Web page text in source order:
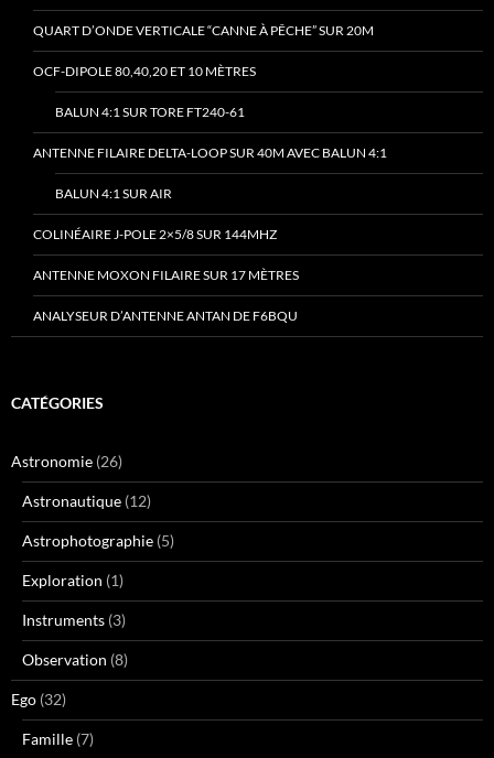
QUART D’ONDE VERTICALE “CANNE À PÊCHE” SUR 20M
OCF-DIPOLE 80,40,20 ET 10 MÈTRES
BALUN 4:1 SUR TORE FT240-61
ANTENNE FILAIRE DELTA-LOOP SUR 40M AVEC BALUN 4:1
BALUN 4:1 SUR AIR
COLINÉAIRE J-POLE 2×5/8 SUR 144MHZ
ANTENNE MOXON FILAIRE SUR 17 MÈTRES
ANALYSEUR D’ANTENNE ANTAN DE F6BQU
CATÉGORIES
Astronomie (26)
Astronautique (12)
Astrophotographie (5)
Exploration (1)
Instruments (3)
Observation (8)
Ego (32)
Famille (7)